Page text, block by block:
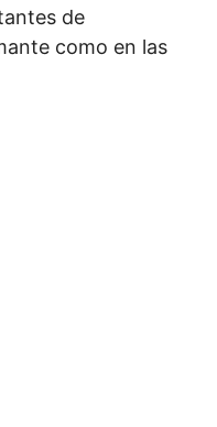
de
como en las